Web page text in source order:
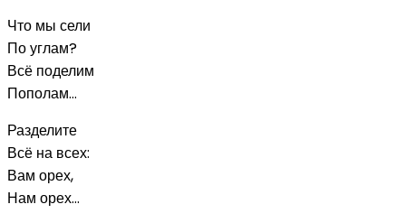
Что мы сели
По углам?
Всё поделим
Пополам…
Разделите
Всё на всех:
Вам орех,
Нам орех…